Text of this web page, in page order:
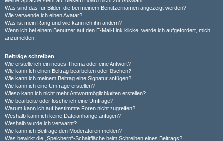
Was sind das für Bilder, die bei meinem Benutzernamen angezeigt werden?
Wie verwende ich einen Avatar?
Was ist mein Rang und wie kann ich ihn ändern?
Wenn ich bei einem Benutzer auf den E-Mail-Link klicke, werde ich aufgefordert, mich
anzumelden.
Beiträge schreiben
Wie erstelle ich ein neues Thema oder eine Antwort?
Wie kann ich einen Beitrag bearbeiten oder löschen?
Wie kann ich meinem Beitrag eine Signatur anfügen?
Wie kann ich eine Umfrage erstellen?
Wieso kann ich nicht mehr Antwortmöglichkeiten erstellen?
Wie bearbeite oder lösche ich eine Umfrage?
Warum kann ich auf bestimmte Foren nicht zugreifen?
Weshalb kann ich keine Dateianhänge anfügen?
Weshalb wurde ich verwarnt?
Wie kann ich Beiträge den Moderatoren melden?
Was bewirkt die „Speichern“-Schaltfläche beim Schreiben eines Beitrags?